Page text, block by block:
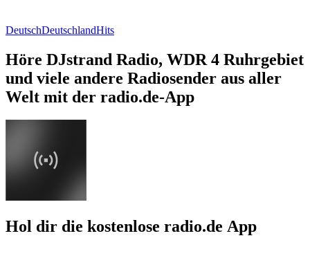
DeutschDeutschlandHits
Höre DJstrand Radio, WDR 4 Ruhrgebiet
und viele andere Radiosender aus aller
Welt mit der radio.de-App
Hol dir die kostenlose radio.de App